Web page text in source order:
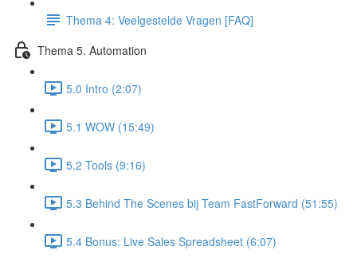
Thema 4: Veelgestelde Vragen [FAQ]
Thema 5. Automation
5.0 Intro (2:07)
5.1 WOW (15:49)
5.2 Tools (9:16)
5.3 Behind The Scenes bij Team FastForward (51:55)
5.4 Bonus: Live Sales Spreadsheet (6:07)